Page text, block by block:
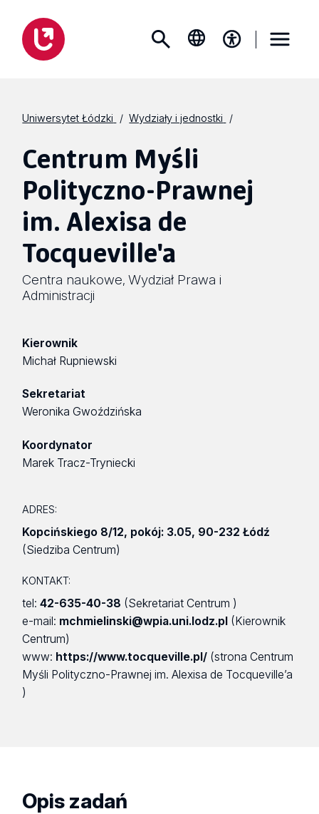
Uniwersytet Łódzki Wydziały i jednostki
Centrum Myśli
Polityczno-Prawnej
im. Alexisa de
Tocqueville'a
Centra naukowe, Wydział Prawa i
Administracji
Kierownik
Michał Rupniewski
Sekretariat
Weronika Gwoździńska
Koordynator
Marek Tracz-Tryniecki
ADRES:
Kopcińskiego 8/12, pokój: 3.05, 90-232 Łódź
(Siedziba Centrum)
KONTAKT:
tel:42-635-40-38 (Sekretariat Centrum )
e-mail: mchmielinski@wpia.uni.lodz.pl (Kierownik
Centrum)
www: https://www.tocqueville.pl/ (strona Centrum
Myśli Polityczno-Prawnej im. Alexisa de Tocqueville’a
)
Opis zadań